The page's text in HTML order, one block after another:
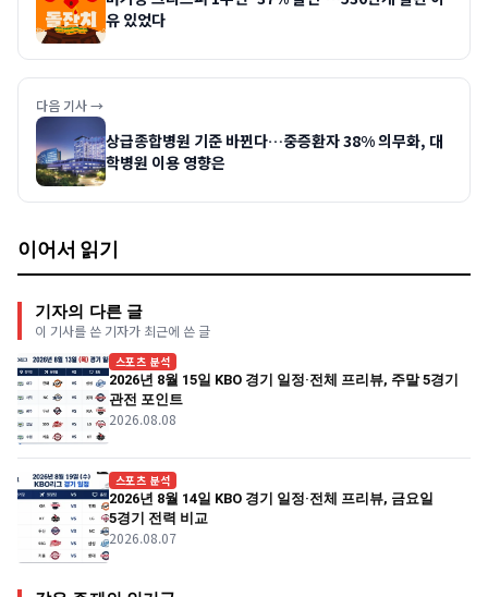
유 있었다
다음 기사 →
상급종합병원 기준 바뀐다…중증환자 38% 의무화, 대
학병원 이용 영향은
이어서 읽기
기자의 다른 글
이 기사를 쓴 기자가 최근에 쓴 글
스포츠 분석
2026년 8월 15일 KBO 경기 일정·전체 프리뷰, 주말 5경기
관전 포인트
2026.08.08
스포츠 분석
2026년 8월 14일 KBO 경기 일정·전체 프리뷰, 금요일
5경기 전력 비교
2026.08.07